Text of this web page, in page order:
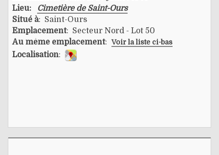
Lieu:
Cimetière de Saint-Ours
Situé à: Saint-Ours
Emplacement: Secteur Nord - Lot 50
Au même emplacement: Voir la liste ci-bas
Localisation: